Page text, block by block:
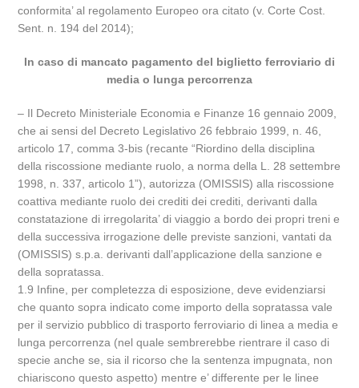
conformita’ al regolamento Europeo ora citato (v. Corte Cost.
Sent. n. 194 del 2014);
In caso di mancato pagamento del biglietto ferroviario di
media o lunga percorrenza
– Il Decreto Ministeriale Economia e Finanze 16 gennaio 2009,
che ai sensi del Decreto Legislativo 26 febbraio 1999, n. 46,
articolo 17, comma 3-bis (recante “Riordino della disciplina
della riscossione mediante ruolo, a norma della L. 28 settembre
1998, n. 337, articolo 1”), autorizza (OMISSIS) alla riscossione
coattiva mediante ruolo dei crediti dei crediti, derivanti dalla
constatazione di irregolarita’ di viaggio a bordo dei propri treni e
della successiva irrogazione delle previste sanzioni, vantati da
(OMISSIS) s.p.a. derivanti dall’applicazione della sanzione e
della sopratassa.
1.9 Infine, per completezza di esposizione, deve evidenziarsi
che quanto sopra indicato come importo della sopratassa vale
per il servizio pubblico di trasporto ferroviario di linea a media e
lunga percorrenza (nel quale sembrerebbe rientrare il caso di
specie anche se, sia il ricorso che la sentenza impugnata, non
chiariscono questo aspetto) mentre e’ differente per le linee